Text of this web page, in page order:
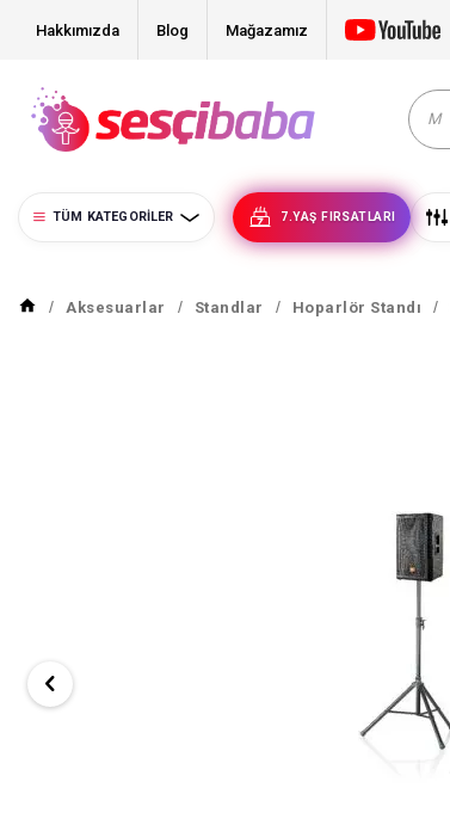
Hakkımızda Blog Mağazamız
TÜM KATEGORILER 7.YAŞ FIRSATLARI
Aksesuarlar Standlar Hoparlör Standı